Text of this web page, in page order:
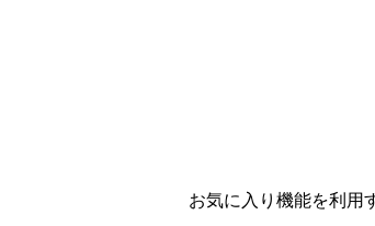
お気に入り機能を利用